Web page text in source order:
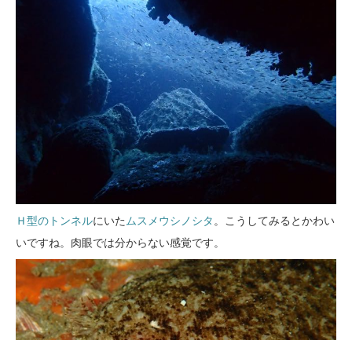
Ｈ型のトンネルにいたムスメウシノシタ。こうしてみるとかわい
いですね。肉眼では分からない感覚です。